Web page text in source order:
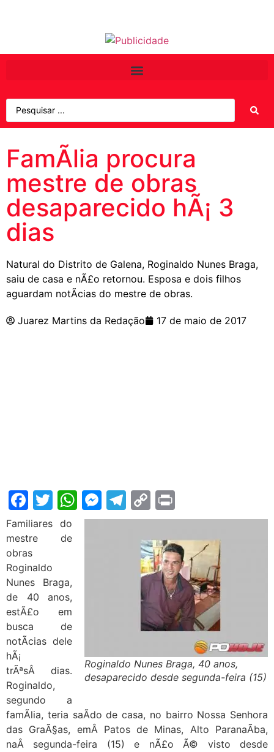
FamÃ­lia procura
mestre de obras
desaparecido hÃ¡ 3
dias
Natural do Distrito de Galena, Roginaldo Nunes Braga,
saiu de casa e nÃ£o retornou. Esposa e dois filhos
aguardam notÃ­cias do mestre de obras.
Juarez Martins da Redação 17 de maio de 2017
Facebook
Twitter
WhatsApp
Messenger
Telegram
Copy
Link
Roginaldo Nunes Braga, 40 anos,
desaparecido desde segunda-feira (15)
Familiares do
mestre de
obras
Roginaldo
Nunes Braga,
de 40 anos,
estÃ£o em
busca de
notÃ­cias dele
hÃ¡
trÃªsÂ dias.
Roginaldo,
segundo a
famÃ­lia, teria saÃ­do de casa, no bairro Nossa Senhora
das GraÃ§as, emÂ Patos de Minas, Alto ParanaÃ­ba,
naÂ segunda-feira (15) e nÃ£o Ã© visto desde